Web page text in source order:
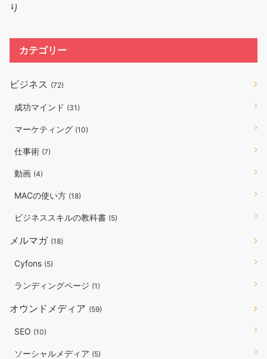
り
カテゴリー
ビジネス (72)
成功マインド (31)
マーケティング (10)
仕事術 (7)
動画 (4)
MACの使い方 (18)
ビジネススキルの教科書 (5)
メルマガ (18)
Cyfons (5)
ランディングページ (1)
オウンドメディア (59)
SEO (10)
ソーシャルメディア (5)